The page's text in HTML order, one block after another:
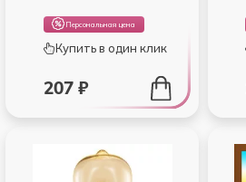
Персональная цена
Купить в один клик
207 ₽